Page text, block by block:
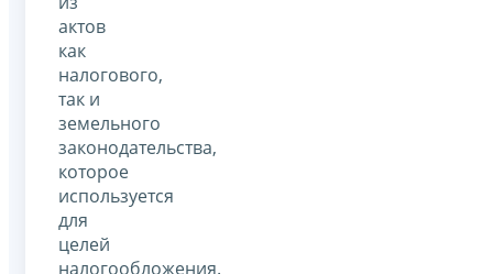
актов
как
налогового,
так и
земельного
законодательства,
которое
используется
для
целей
налогообложения.